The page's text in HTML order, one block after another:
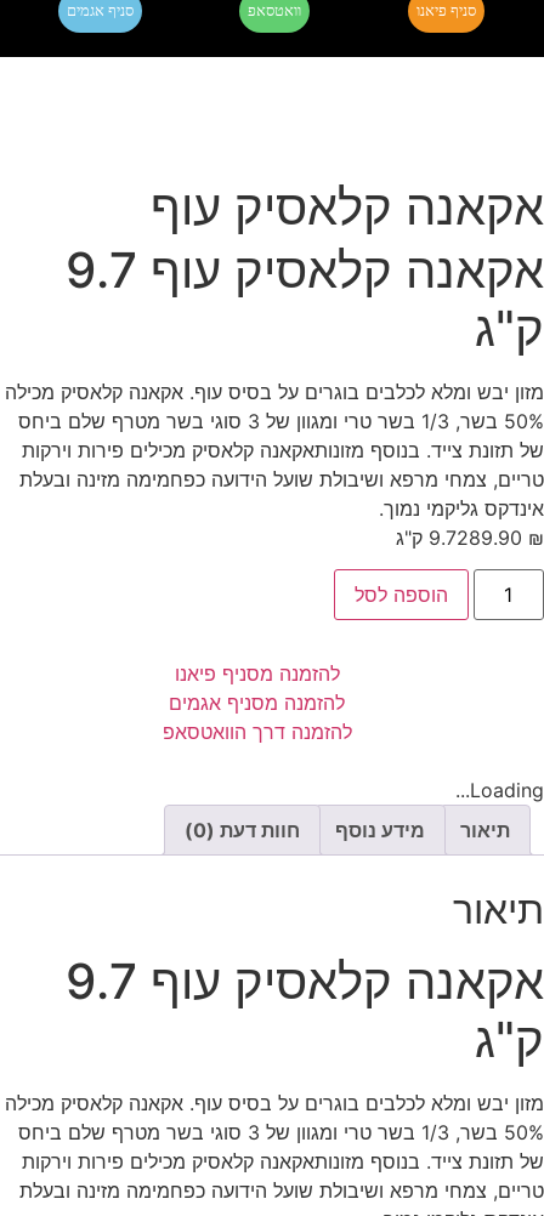
סניף פיאנו וואטסאפ סניף אגמים
אקאנה קלאסיק עוף
אקאנה קלאסיק עוף 9.7
ק"ג
מזון יבש ומלא לכלבים בוגרים על בסיס עוף. אקאנה קלאסיק מכילה
50% בשר, 1/3 בשר טרי ומגוון של 3 סוגי בשר מטרף שלם ביחס
של תזונת צייד. בנוסף מזונותאקאנה קלאסיק מכילים פירות וירקות
טריים, צמחי מרפא ושיבולת שועל הידועה כפחמימה מזינה ובעלת
אינדקס גליקמי נמוך.
289.90 ₪ 9.7 ק"ג
הוספה לסל
להזמנה מסניף פיאנו
להזמנה מסניף אגמים
להזמנה דרך הוואטסאפ
Loading...
תיאור
מידע נוסף חוות דעת (0)
תיאור
אקאנה קלאסיק עוף 9.7
ק"ג
מזון יבש ומלא לכלבים בוגרים על בסיס עוף. אקאנה קלאסיק מכילה
50% בשר, 1/3 בשר טרי ומגוון של 3 סוגי בשר מטרף שלם ביחס
של תזונת צייד. בנוסף מזונותאקאנה קלאסיק מכילים פירות וירקות
טריים, צמחי מרפא ושיבולת שועל הידועה כפחמימה מזינה ובעלת